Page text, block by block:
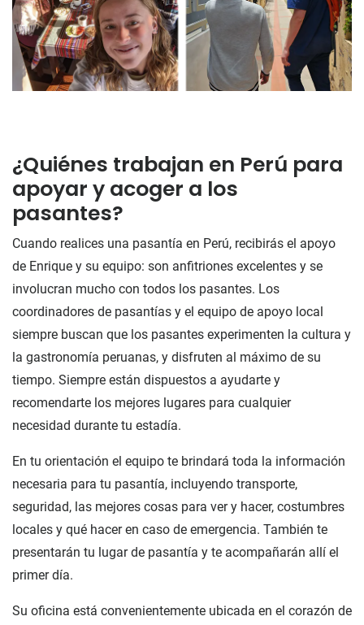
¿Quiénes trabajan en Perú para
apoyar y acoger a los
pasantes?
Cuando realices una pasantía en Perú, recibirás el apoyo
de Enrique y su equipo: son anfitriones excelentes y se
involucran mucho con todos los pasantes. Los
coordinadores de pasantías y el equipo de apoyo local
siempre buscan que los pasantes experimenten la cultura y
la gastronomía peruanas, y disfruten al máximo de su
tiempo. Siempre están dispuestos a ayudarte y
recomendarte los mejores lugares para cualquier
necesidad durante tu estadía.
En tu orientación el equipo te brindará toda la información
necesaria para tu pasantía, incluyendo transporte,
seguridad, las mejores cosas para ver y hacer, costumbres
locales y qué hacer en caso de emergencia. También te
presentarán tu lugar de pasantía y te acompañarán allí el
primer día.
Su oficina está convenientemente ubicada en el corazón de